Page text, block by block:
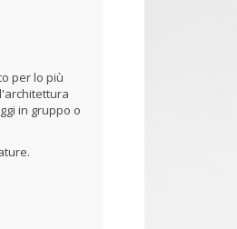
per lo più
in gruppo o